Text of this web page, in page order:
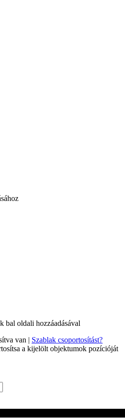
bal oldali hozzáadásával
van | Szablak csoportosítást?
a kijelölt objektumok pozícióját